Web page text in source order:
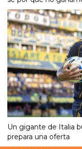
Un gigante de Italia
prepara una oferta